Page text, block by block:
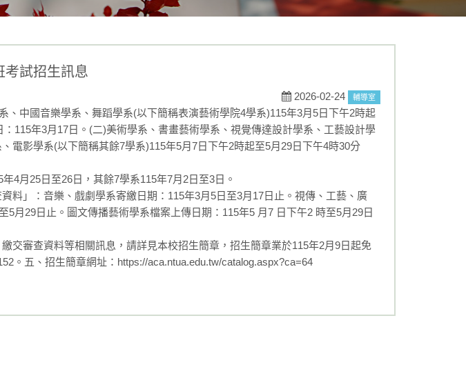
考試招生訊息
2026-02-24 輔導室
、中國音樂學系、舞蹈學系(以下簡稱表演藝術學院4學系)115年3月5日下午2時起
115年3月17日。(二)美術學系、書畫藝術學系、視覺傳達設計學系、工藝設計學
電影學系(以下簡稱其餘7學系)115年5月7日下午2時起至5月29日下午4時30分
4月25日至26日，其餘7學系115年7月2日至3日。
料」：音樂、戲劇學系寄繳日期：115年3月5日至3月17日止。視傳、工藝、廣
5月29日止。圖文傳播藝術學系檔案上傳日期：115年5 月7 日下午2 時至5月29日
交審查資料等相關訊息，請詳見本校招生簡章，招生簡章業於115年2月9日起免
。五、招生簡章網址：https://aca.ntua.edu.tw/catalog.aspx?ca=64